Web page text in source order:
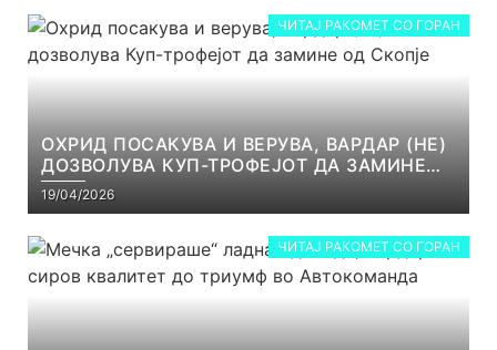
ЧИТАЈ РАКОМЕТ СО ГОРАН
ОХРИД ПОСАКУВА И ВЕРУВА, ВАРДАР (НЕ)
ДОЗВОЛУВА КУП-ТРОФЕЈОТ ДА ЗАМИНЕ
ОД СКОПЈЕ
19/04/2026
ЧИТАЈ РАКОМЕТ СО ГОРАН